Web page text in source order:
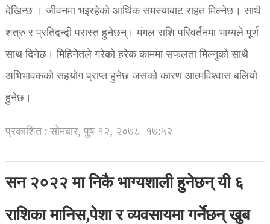
देखिन्छ । जीवनमा भइरहेको आर्थिक समस्याबाट राहत मिल्नेछ। साथै
शत्रु र प्रतिद्वन्द्वी परास्त हुनेछन्। मंगल राशि परिवर्तनमा भाग्यले पूर्ण
साथ दिनेछ। मिहिनेतले गरेको हरेक काममा सफलता मिल्नुको साथै
अभिभावकको सहयोग प्राप्त हुनेछ जसको कारण आत्मविश्वास बलियो
हुनेछ।
प्रकाशित : सोमबार, पुष १२, २०७८ १७:५२
सन २०२२ मा निकै भाग्यशाली हुनेछन् यी ६
राशिका मानिस,पेशा र व्यवसायमा गर्नेछन् खुब